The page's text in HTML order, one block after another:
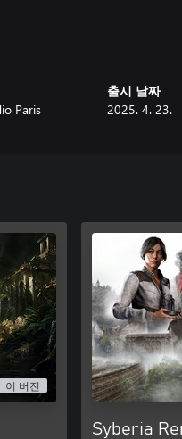
야기를 들어 과거의 오류를 바
가능
Paris
출시 날짜
2025. 4. 23.
이 버전
Syberia